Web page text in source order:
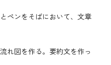
ペンをそばにおいて、文章
れ図を作る。要約文を作っ